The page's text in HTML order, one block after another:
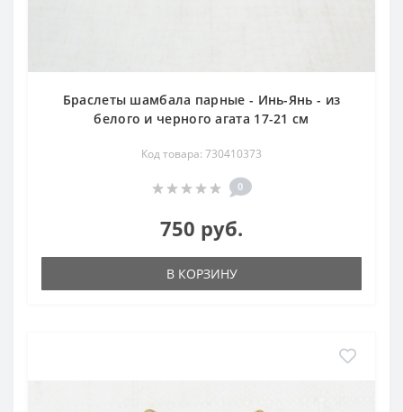
Браслеты шамбала парные - Инь-Янь - из
белого и черного агата 17-21 см
Код товара: 730410373
0
750 руб.
В КОРЗИНУ